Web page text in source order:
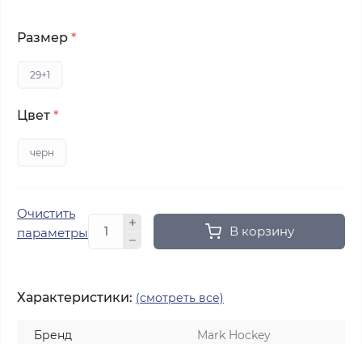
Размер *
29+1
Цвет *
черн
Очистить
параметры
В корзину
Характеристики: (смотреть все)
Бренд
Mark Hockey